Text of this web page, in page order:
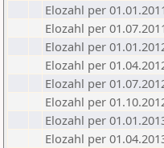
Elozahl per
Elozahl per
Elozahl per
Elozahl per
Elozahl per
Elozahl per
Elozahl per
Elozahl per